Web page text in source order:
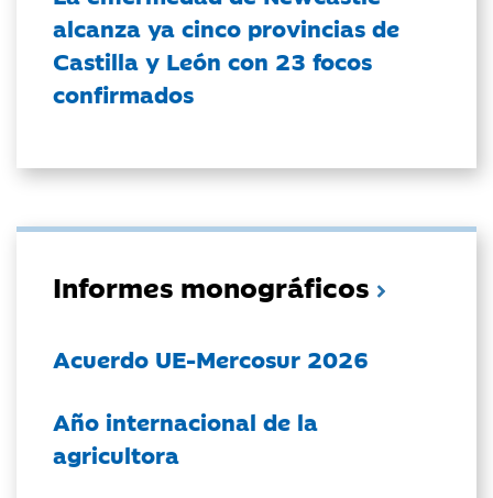
alcanza ya cinco provincias de
Castilla y León con 23 focos
confirmados
Informes monográficos
Acuerdo UE-Mercosur 2026
Año internacional de la
agricultora